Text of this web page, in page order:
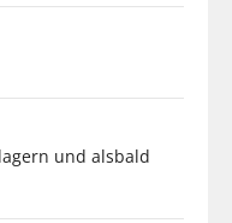
und alsbald